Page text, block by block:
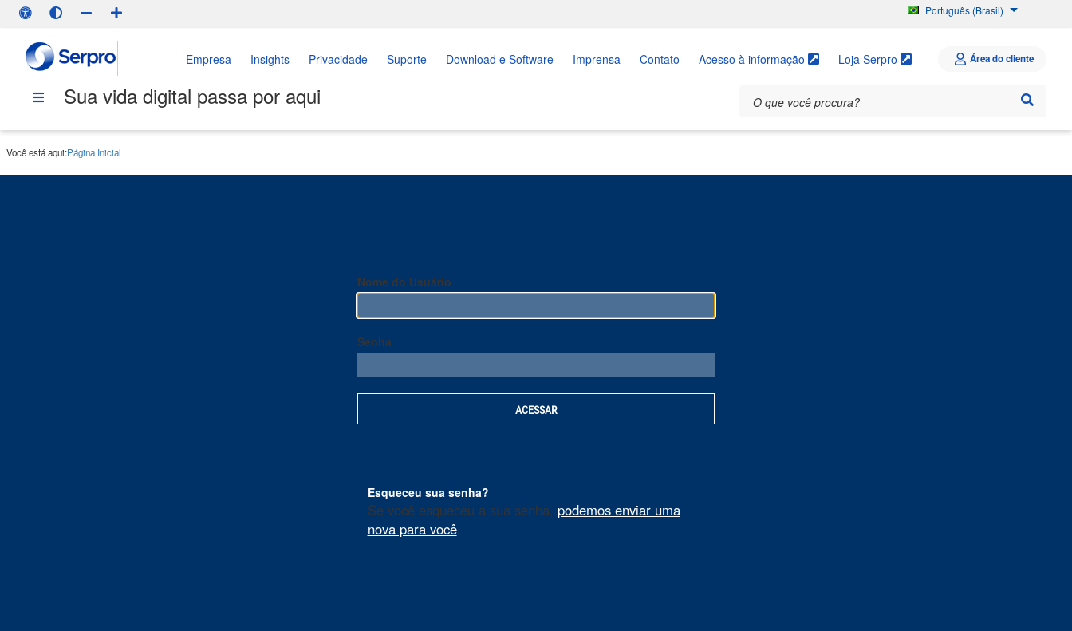
Português (Brasil)
Empresa Insights Privacidade Suporte Download e Software Imprensa Contato Acesso à informação Loja Serpro Área do cliente
Sua vida digital passa por aqui
Você está aqui:Página Inicial
Nome do Usuário
Senha
Esqueceu sua senha?
Se você esqueceu a sua senha, podemos enviar uma
nova para você.